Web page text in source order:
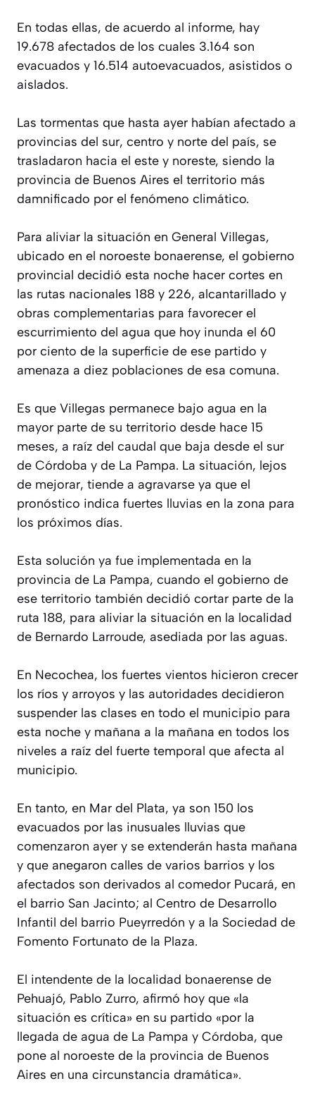
En todas ellas, de acuerdo al informe, hay
19.678 afectados de los cuales 3.164 son
evacuados y 16.514 autoevacuados, asistidos o
aislados.
Las tormentas que hasta ayer habían afectado a
provincias del sur, centro y norte del país, se
trasladaron hacia el este y noreste, siendo la
provincia de Buenos Aires el territorio más
damnificado por el fenómeno climático.
Para aliviar la situación en General Villegas,
ubicado en el noroeste bonaerense, el gobierno
provincial decidió esta noche hacer cortes en
las rutas nacionales 188 y 226, alcantarillado y
obras complementarias para favorecer el
escurrimiento del agua que hoy inunda el 60
por ciento de la superficie de ese partido y
amenaza a diez poblaciones de esa comuna.
Es que Villegas permanece bajo agua en la
mayor parte de su territorio desde hace 15
meses, a raíz del caudal que baja desde el sur
de Córdoba y de La Pampa. La situación, lejos
de mejorar, tiende a agravarse ya que el
pronóstico indica fuertes lluvias en la zona para
los próximos días.
Esta solución ya fue implementada en la
provincia de La Pampa, cuando el gobierno de
ese territorio también decidió cortar parte de la
ruta 188, para aliviar la situación en la localidad
de Bernardo Larroude, asediada por las aguas.
En Necochea, los fuertes vientos hicieron crecer
los ríos y arroyos y las autoridades decidieron
suspender las clases en todo el municipio para
esta noche y mañana a la mañana en todos los
niveles a raíz del fuerte temporal que afecta al
municipio.
En tanto, en Mar del Plata, ya son 150 los
evacuados por las inusuales lluvias que
comenzaron ayer y se extenderán hasta mañana
y que anegaron calles de varios barrios y los
afectados son derivados al comedor Pucará, en
el barrio San Jacinto; al Centro de Desarrollo
Infantil del barrio Pueyrredón y a la Sociedad de
Fomento Fortunato de la Plaza.
El intendente de la localidad bonaerense de
Pehuajó, Pablo Zurro, afirmó hoy que «la
situación es crítica» en su partido «por la
llegada de agua de La Pampa y Córdoba, que
pone al noroeste de la provincia de Buenos
Aires en una circunstancia dramática».